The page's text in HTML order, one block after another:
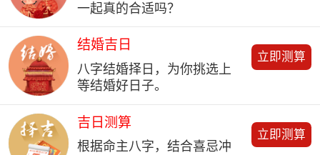
一起真的合适吗？
结婚吉日
八字结婚择日，为你挑选上
等结婚好日子。
立即测算
吉日测算
根据命主八字，结合喜忌冲
立即测算